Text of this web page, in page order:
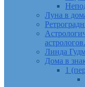
Луна в
астрологов.
Линда
Дома в
1